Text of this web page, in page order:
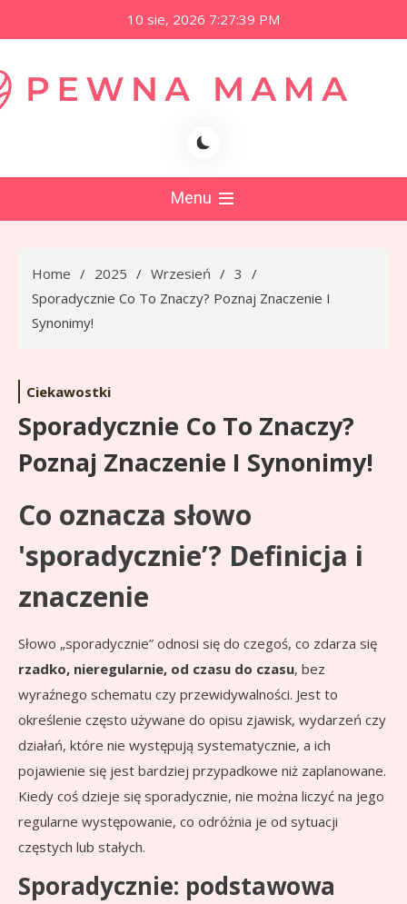
to
10 sie, 2026 7:27:40 PM
Menu
Home 2025 Wrzesień
3
Sporadycznie Co To Znaczy? Poznaj Znaczenie I
Synonimy!
Ciekawostki
Sporadycznie Co To Znaczy?
Poznaj Znaczenie I Synonimy!
Co oznacza słowo
'sporadycznie’? Definicja i
znaczenie
Słowo „sporadycznie” odnosi się do czegoś, co zdarza się
rzadko, nieregularnie, od czasu do czasu, bez
wyraźnego schematu czy przewidywalności. Jest to
określenie często używane do opisu zjawisk, wydarzeń czy
działań, które nie występują systematycznie, a ich
pojawienie się jest bardziej przypadkowe niż zaplanowane.
Kiedy coś dzieje się sporadycznie, nie można liczyć na jego
regularne występowanie, co odróżnia je od sytuacji
częstych lub stałych.
Sporadycznie: podstawowa